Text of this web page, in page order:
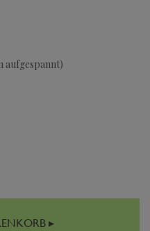
aufgespannt)
▸